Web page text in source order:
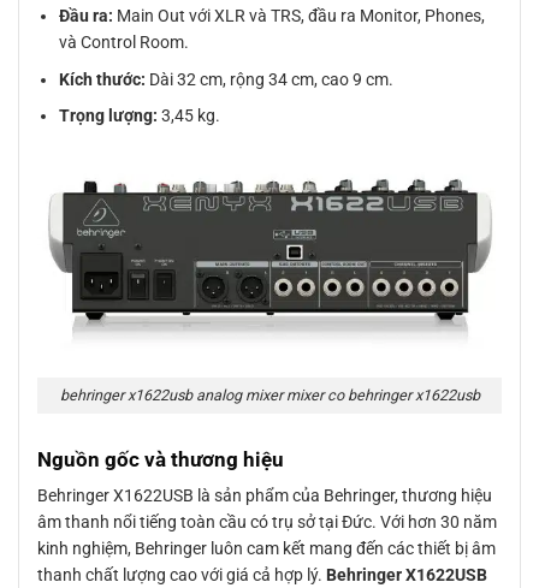
Đầu ra: Main Out với XLR và TRS, đầu ra Monitor, Phones,
và Control Room.
Kích thước: Dài 32 cm, rộng 34 cm, cao 9 cm.
Trọng lượng: 3,45 kg.
behringer x1622usb analog mixer mixer co behringer x1622usb
Nguồn gốc và thương hiệu
Behringer X1622USB là sản phẩm của Behringer, thương hiệu
âm thanh nổi tiếng toàn cầu có trụ sở tại Đức. Với hơn 30 năm
kinh nghiệm, Behringer luôn cam kết mang đến các thiết bị âm
thanh chất lượng cao với giá cả hợp lý. Behringer X1622USB